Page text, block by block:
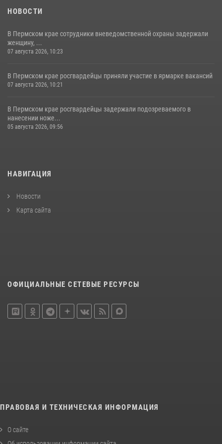
НОВОСТИ
В Пермском крае сотрудники вневедомственной охраны задержали
женщину, ...
07 августа 2026, 10:23
В Пермском крае росгвардейцы приняли участие в ярмарке вакансий
07 августа 2026, 10:21
В Пермском крае росгвардейцы задержали подозреваемого в
нанесении ноже...
05 августа 2026, 09:56
НАВИГАЦИЯ
Новости
Карта сайта
ОФИЦИАЛЬНЫЕ СЕТЕВЫЕ РЕСУРСЫ
ПРАВОВАЯ И ТЕХНИЧЕСКАЯ ИНФОРМАЦИЯ
О сайте